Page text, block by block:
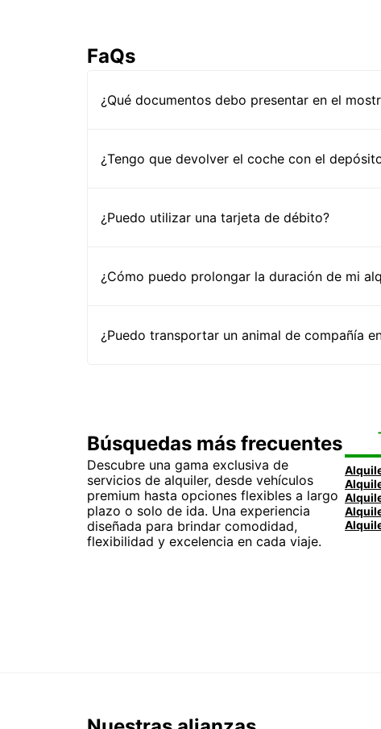
FaQs
¿Qué documentos debo presentar en el
¿Tengo que devolver el coche con el
¿Puedo utilizar una tarjeta de débito?
¿Cómo puedo prolongar la duración de mi
¿Puedo transportar un animal de compañía
Búsquedas más frecuentes
Descubre una gama exclusiva de
servicios de alquiler, desde vehículos
premium hasta opciones flexibles a largo
plazo o solo de ida. Una experiencia
diseñada para brindar comodidad,
flexibilidad y excelencia en cada viaje.